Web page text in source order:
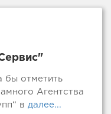
бы отметить
Агентства
в далее...